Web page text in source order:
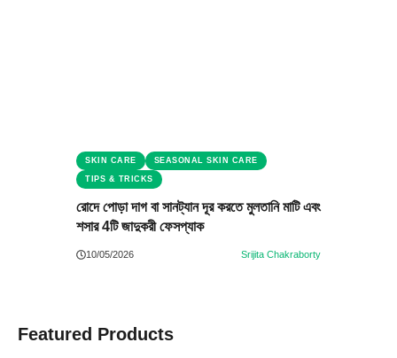
SKIN CARE SEASONAL SKIN CARE
TIPS & TRICKS
রোদে পোড়া দাগ বা সানট্যান দূর করতে মুলতানি মাটি এবং
শসার 4টি জাদুকরী ফেসপ্যাক
10/05/2026 Srijita Chakraborty
Featured Products